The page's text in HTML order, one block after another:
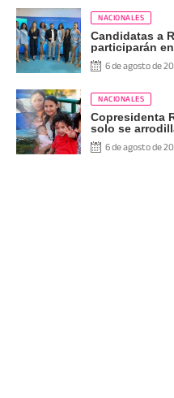
NACIONALES
Candidatas a
participarán
Artes, Cultura
6 de agosto de
NACIONALES
Copresidenta
solo se
6 de agosto de